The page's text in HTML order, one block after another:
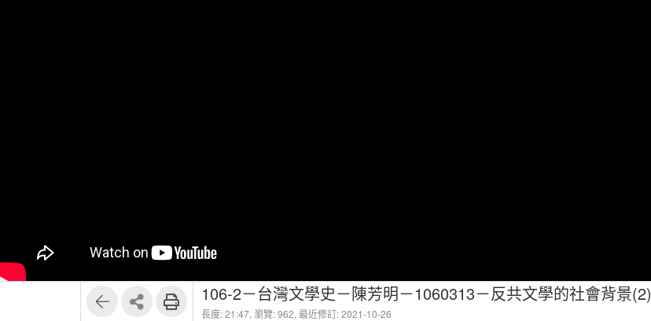
106-2－台灣文學史－陳芳明－1060313－反共文學的社會背景(2)
長度: 21:47, 瀏覽: 962, 最近修訂: 2021-10-26